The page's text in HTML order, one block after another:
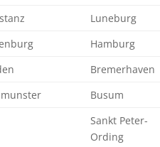
Luneburg
Hamburg
Bremerhaven
Busum
Sankt Peter-
Ording